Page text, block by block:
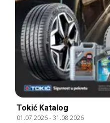
Tokić Katalog
01.07.2026-31.08.2026